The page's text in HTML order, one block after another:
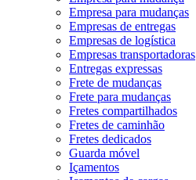
Empresa para mudanças
Empresas de entregas
Empresas de logística
Empresas transportadoras
Entregas expressas
Frete de mudanças
Frete para mudanças
Fretes compartilhados
Fretes de caminhão
Fretes dedicados
Guarda móvel
Içamentos